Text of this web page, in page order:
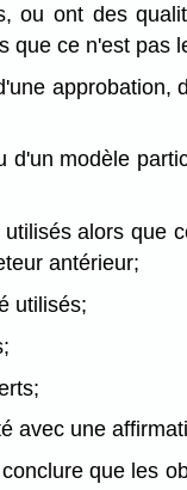
ont des
que ce n'est pas
modèle
alors que
antérieur;
utilisés;
avec une
que les